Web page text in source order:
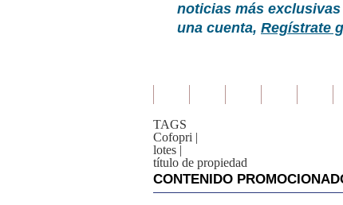
noticias más
una cuenta, Regístrate
TAGS
Cofopri |
lotes |
título de propiedad